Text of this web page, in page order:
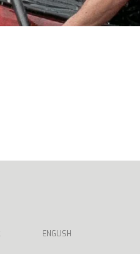
ENGLISH